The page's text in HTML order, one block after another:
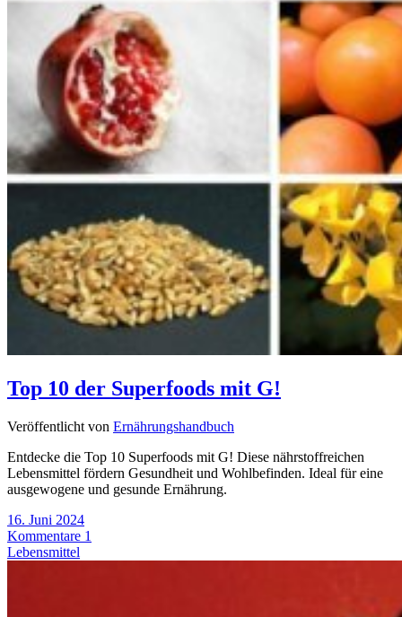
Top 10 der Superfoods mit G!
Veröffentlicht von Ernährungshandbuch
Entdecke die Top 10 Superfoods mit G! Diese nährstoffreichen
Lebensmittel fördern Gesundheit und Wohlbefinden. Ideal für eine
ausgewogene und gesunde Ernährung.
16. Juni 2024
Kommentare 1
Lebensmittel